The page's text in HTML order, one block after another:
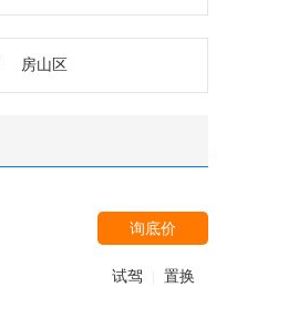
房山区
询底价
试驾 置换